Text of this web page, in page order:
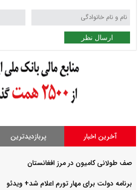
ارسال نظر
آخرین اخبار پربازدیدترین
صف طولانی کامیون در مرز افغانستان
برنامه دولت برای مهار تورم اعلام شد+ ویدئو